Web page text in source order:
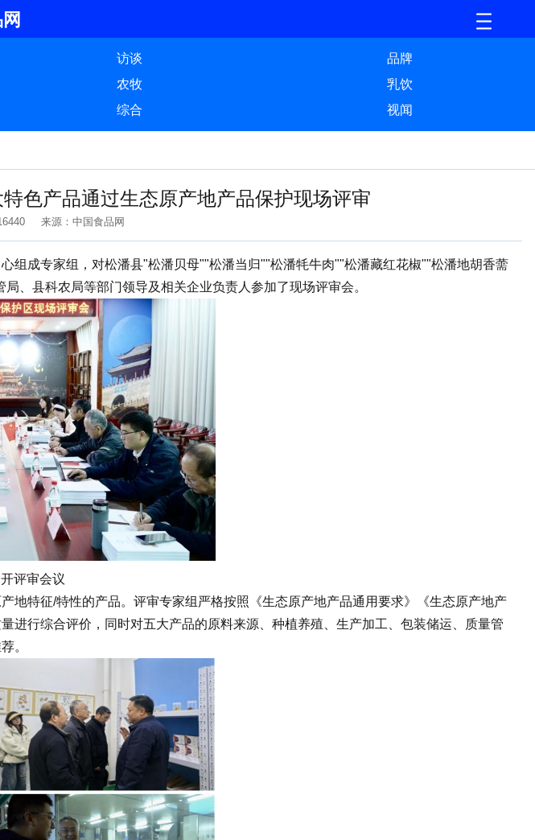
访谈
品牌
农牧
乳饮
综合 视闻
色产品通过生态原产地产品保护现场评审
来源：中国食品网
成专家组，对松潘县"松潘贝母""松潘当归""松潘牦牛肉""松潘藏红花椒""松潘地胡香薷
、县科农局等部门领导及相关企业负责人参加了现场评审会。
评审会议
特征/特性的产品。评审专家组严格按照《生态原产地产品通用要求》《生态原产地产
行综合评价，同时对五大产品的原料来源、种植养殖、生产加工、包装储运、质量管
。